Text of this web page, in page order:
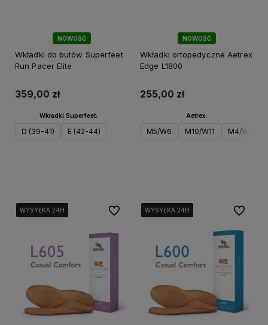
NOWOŚĆ
Wkładki do butów Superfeet
Run Pacer Elite
359,00 zł
Wkładki Superfeet:
D (39-41) E (42-44)
NOWOŚĆ
Wkładki ortopedyczne Aetrex
Edge L1800
255,00 zł
Aetrex:
M5/W6 M10/W11 M4/W5
WYSYŁKA 24H
WYSYŁKA 24H
WYSYŁKA 24H
WYSYŁKA 24H Do ulubionychWYSYŁKA 24H
WYSYŁKA 24H
WYSYŁKA 24H
WYSYŁKA 24H Do